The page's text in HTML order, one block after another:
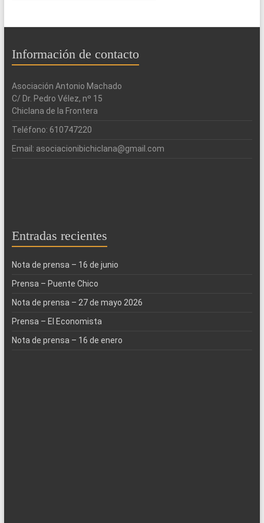
Información de contacto
Asociación Antonio Machado
C/ Dr. Pedro Vélez, nº 15
Chiclana de la Frontera
Teléfono: 610747220
Email: asociacionibichiclana@gmail.com
Entradas recientes
Nota de prensa – 16 de junio
Prensa – Puente Chico
Nota de prensa – 27 de mayo 2026
Prensa – El Economista
Nota de prensa – 16 de enero